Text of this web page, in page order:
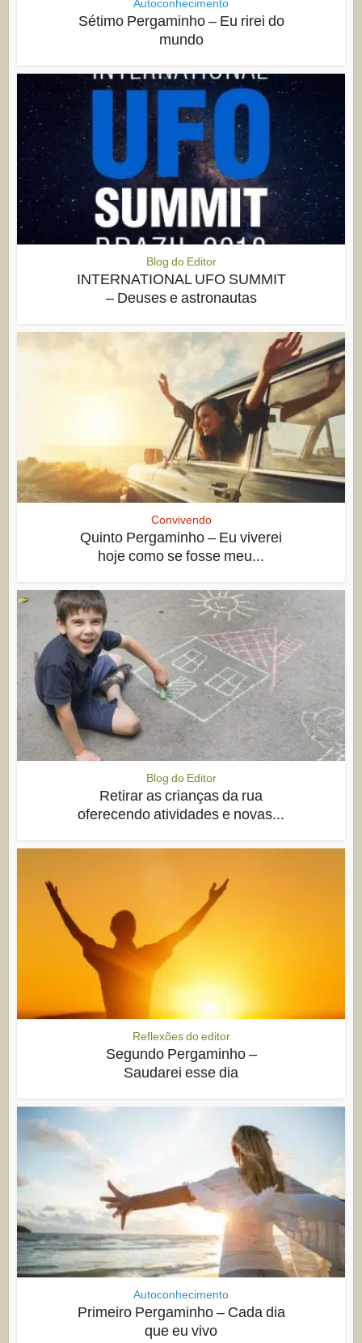
Autoconhecimento
Sétimo Pergaminho – Eu rirei do
mundo
Blog do Editor
INTERNATIONAL UFO SUMMIT
– Deuses e astronautas
Convivendo
Quinto Pergaminho – Eu viverei
hoje como se fosse meu...
Blog do Editor
Retirar as crianças da rua
oferecendo atividades e novas...
Reflexões do editor
Segundo Pergaminho –
Saudarei esse dia
Autoconhecimento
Primeiro Pergaminho – Cada dia
que eu vivo